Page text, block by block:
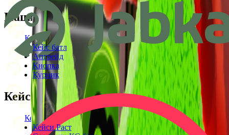
Наші режими
Кейси
Кейс батл
Апгрейд
Кнопка
Курник
Кейси
Кейси КС2
Кейси Раст